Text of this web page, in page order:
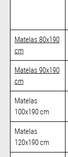
Matelas 80x190
cm
Matelas 90x190
cm
Matelas
100x190 cm
Matelas
120x190 cm